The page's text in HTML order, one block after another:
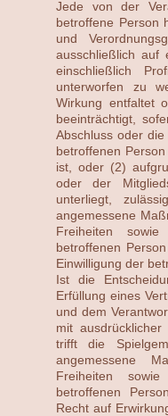
Jede von der
betroffene Person
und
ausschließlich auf
einschließlich
unterworfen zu
Wirkung entfaltet
beeinträchtigt,
Abschluss oder
betroffenen
ist, oder (2)
oder der
unterliegt,
angemessene
Freiheiten
betroffenen
Einwilligung der
Ist die
Erfüllung eines
und dem
mit
trifft die
angemessene
Freiheiten
betroffenen
Recht auf